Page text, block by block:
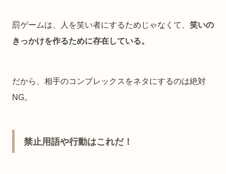
罰ゲームは、人を笑い者にするためじゃなくて、 笑いの
きっかけを作るために存在している。
だから、相手のコンプレックスをネタにするのは絶対
NG。
禁止用語や行動はこれだ！